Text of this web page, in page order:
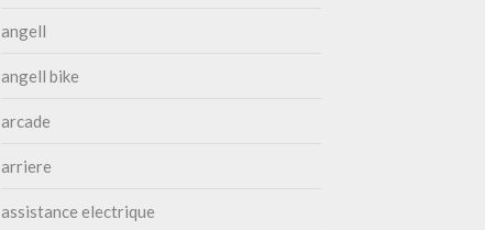
angell
angell bike
arcade
arriere
assistance electrique